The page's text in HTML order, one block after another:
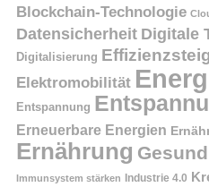
Blockchain-Technologie
Datensicherheit Digitale
Digitalisierung
Elektromobilität
Entspannung
Erneuerbare Energien
Ernährung
Immunsystem stärken Industrie 4.0